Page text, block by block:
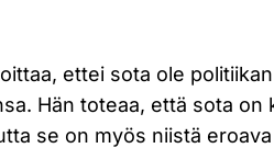
ettei sota ole
Hän toteaa, että sota on
se on myös niistä